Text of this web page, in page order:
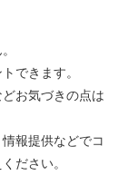
できます。
お気づきの点は
報提供などでコ
ださい。